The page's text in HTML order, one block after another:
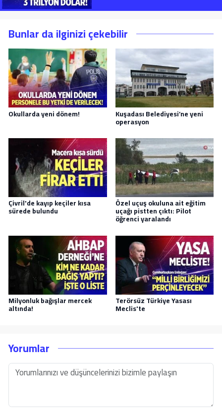
Bunlar da ilginizi çekebilir
Okullarda yeni dönem! Kuşadası Belediyesi’ne yeni
operasyon
Çivril'de kayıp keçiler kısa
sürede bulundu
Özel uçuş okuluna ait eğitim
uçağı pistten çıktı: Pilot
öğrenci yaralandı
Milyonluk bağışlar mercek
altında!
Terörsüz Türkiye Yasası
Meclis'te
Yorumlar